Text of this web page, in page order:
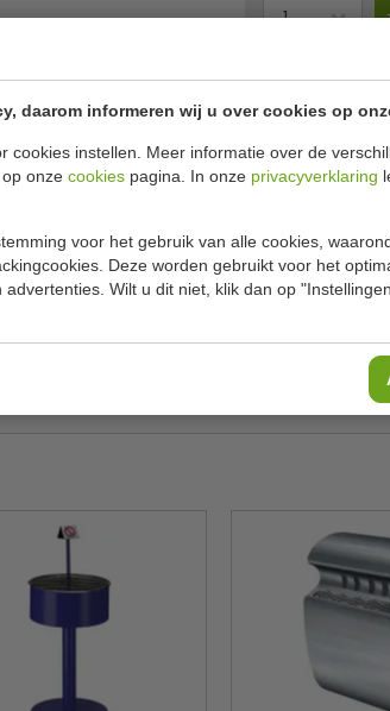
daarom informeren wij u over cookies op
cookies instellen. Meer informatie over de
onze cookies pagina. In onze privacyverklaring
voor het gebruik van alle cookies,
Deze worden gebruikt voor het
Wilt u dit niet, klik dan op
✔ Gratis
Model
Kleur